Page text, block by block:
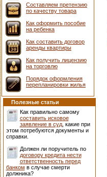
Составляем претензию
по качеству товара
Как оформить пособие
на ребенка
Как составить договор
аренды квартиры
Как получить лицензию
на торговлю
Порядок оформления
перепланировки жилья
Полезные статьи
Как правильно самому
составить исковое
заявление в суд, какие при
этом потребуются документы и
справки.
Должен ли поручитель по
договору кредита нести
ответственность перед
банком в случае смерти
должника?